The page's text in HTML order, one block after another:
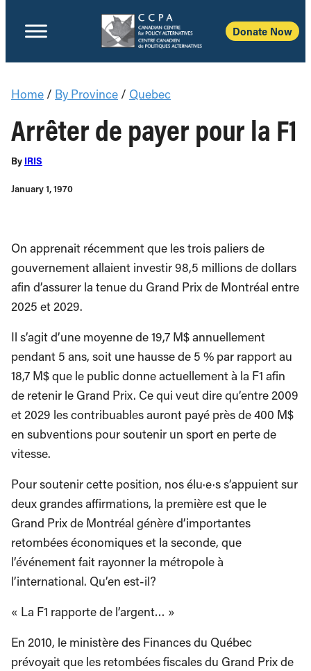
Donate Now
Home / By Province / Quebec
Arrêter de payer pour la F1
By IRIS
January 1, 1970
On apprenait récemment que les trois paliers de
gouvernement allaient investir 98,5 millions de dollars
afin d’assurer la tenue du Grand Prix de Montréal entre
2025 et 2029.
Il s’agit d’une moyenne de 19,7 M$ annuellement
pendant 5 ans, soit une hausse de 5 % par rapport au
18,7 M$ que le public donne actuellement à la F1 afin
de retenir le Grand Prix. Ce qui veut dire qu’entre 2009
et 2029 les contribuables auront payé près de 400 M$
en subventions pour soutenir un sport en perte de
vitesse.
Pour soutenir cette position, nos élu·e·s s’appuient sur
deux grandes affirmations, la première est que le
Grand Prix de Montréal génère d’importantes
retombées économiques et la seconde, que
l’événement fait rayonner la métropole à
l’international. Qu’en est-il?
« La F1 rapporte de l’argent… »
En 2010, le ministère des Finances du Québec
prévoyait que les retombées fiscales du Grand Prix de